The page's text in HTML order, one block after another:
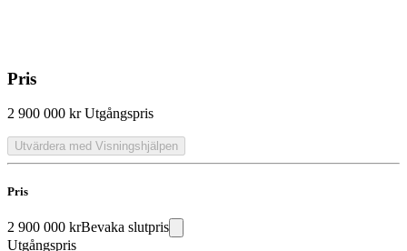
Pris
2 900 000 kr Utgångspris
Utvärdera med Visningshjälpen
Pris
2 900 000 krBevaka slutpris
Utgångspris